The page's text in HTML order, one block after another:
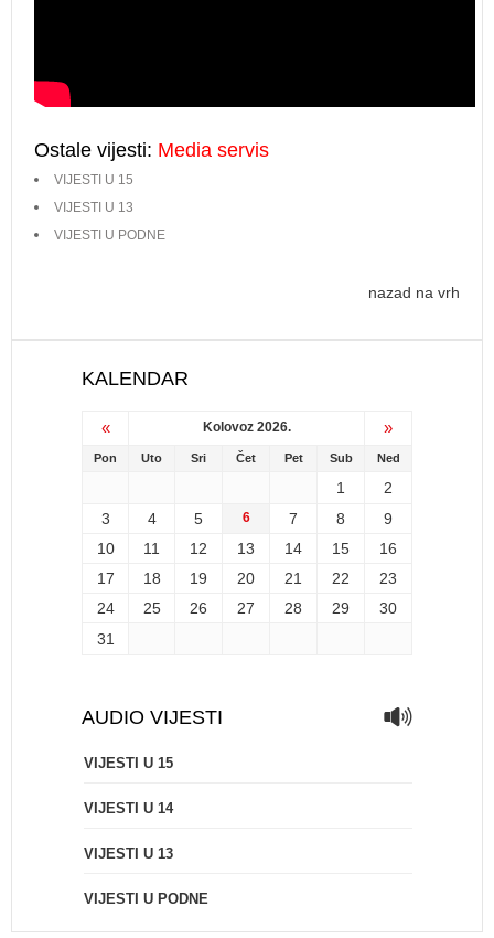
Ostale vijesti: Media servis
VIJESTI U 15
VIJESTI U 13
VIJESTI U PODNE
nazad na vrh
KALENDAR
« Kolovoz 2026. »
Pon Uto Sri Čet Pet Sub Ned
1
2
3
4 5 6 7 8
9
10
11 12 13 14 15
16
17
18 19 20 21 22
23
24
25 26 27 28 29
30
31
AUDIO VIJESTI
VIJESTI U 15
VIJESTI U 14
VIJESTI U 13
VIJESTI U PODNE